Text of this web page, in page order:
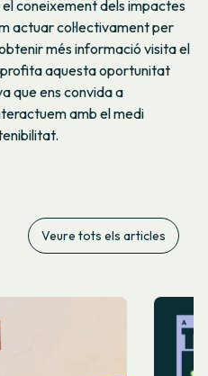
coneixement dels impactes
actuar col·lectivament per
més informació visita el
aquesta oportunitat
que ens convida a
amb el medi
Veure tots els articles